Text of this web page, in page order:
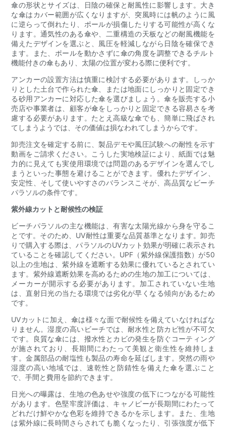
傘の形状とサイズは、日陰の確保と耐風性に影響します。大き
な傘はカバー範囲が広くなりますが、突風時には帆のように風
に逆らって倒れたり、ポールが損傷したりする可能性が高くな
ります。通気性のある傘や、二重構造の天板などの耐風機能を
備えたデザインを選ぶと、風圧を軽減しながら日陰を確保でき
ます。また、ポールを動かさずに傘の角度を調整できるチルト
機能付きの傘もあり、太陽の位置が変わる際に便利です。
アンカーの設置方法は慎重に検討する必要があります。しっか
りとした土台で作られた傘、または地面にしっかりと固定でき
る砂用アンカーに対応した傘を選びましょう。傘を販売する小
売店や事業者は、顧客が傘をしっかりと固定できる容易さを考
慮する必要があります。たとえ高級な傘でも、簡単に飛ばされ
てしまうようでは、その価値は損なわれてしまうからです。
卸売注文を確定する前に、製品デモや風圧試験への耐性を示す
動画をご請求ください。こうした実地検証により、紙面では魅
力的に見えても実使用環境では問題のあるデザインを選んでし
まうといった事態を避けることができます。優れたデザイン、
安定性、そして使いやすさのバランスこそが、高品質なビーチ
パラソルの条件です。
紫外線カットと耐候性の検証
ビーチパラソルの主な機能は、有害な太陽光線から身を守るこ
とです。そのため、UV耐性は重要な品質基準となります。卸売
りで購入する際は、パラソルのUVカット効果が明確に表示され
ていることを確認してください。UPF（紫外線保護指数）が50
以上の生地は、紫外線を遮断する効果に優れているとされてい
ます。紫外線遮断効果を高めるための生地の加工については、
メーカーが開示する必要があります。加工されていない生地
は、直射日光の当たる環境では劣化が早くなる傾向があるため
です。
UVカットに加え、傘は様々な面で耐候性を備えていなければな
りません。湿度の高いビーチでは、耐水性と防カビ性が不可欠
です。良質な傘には、撥水性とカビの発生を防ぐコーティング
が施されており、長期間にわたって美観と衛生性を維持しま
す。金属部品の耐塩性も製品の寿命を延ばします。突然の雨や
湿度の高い地域では、速乾性と防錆性を備えた傘を選ぶこと
で、手間と費用を節約できます。
日光への曝露は、生地の色あせや強度の低下につながる可能性
があります。色堅牢度評価は、キャノピーが長期間にわたって
どれだけ鮮やかな色彩を維持できるかを示します。また、生地
は紫外線に長時間さらされても脆くなったり、引張強度が低下